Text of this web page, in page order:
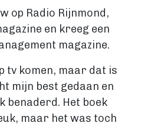
op Radio Rijnmond,
en kreeg een
magazine.
tv komen, maar dat is
mijn best gedaan en
benaderd. Het boek
maar het was toch